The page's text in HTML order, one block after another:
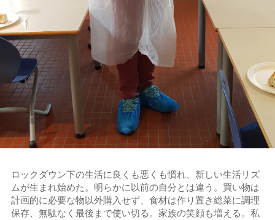
ロックダウン下の生活に良くも悪くも慣れ、新しい生活リズ
ムが生まれ始めた。明らかに以前の自分とは違う。買い物は
計画的に必要な物以外購入せず、食材は作り置き総菜に調理
保存、無駄なく最後まで使い切る。家族の笑顔も増える。私